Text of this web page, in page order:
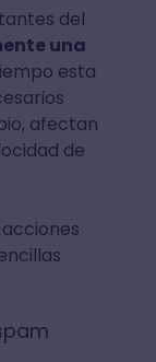
del
una
esta
afectan
de